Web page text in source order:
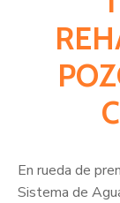
En rueda de
Sistema de